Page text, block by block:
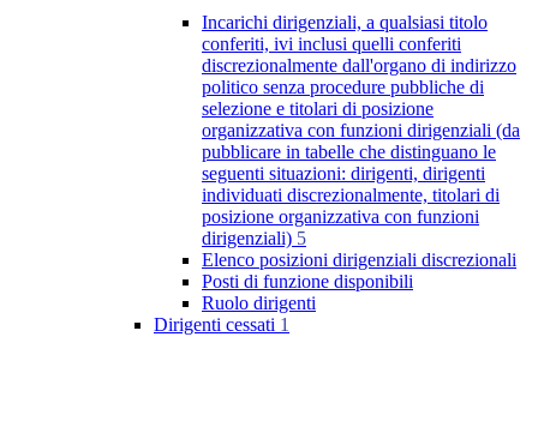
Incarichi dirigenziali, a qualsiasi titolo
conferiti, ivi inclusi quelli conferiti
discrezionalmente dall'organo di indirizzo
politico senza procedure pubbliche di
selezione e titolari di posizione
organizzativa con funzioni dirigenziali (da
pubblicare in tabelle che distinguano le
seguenti situazioni: dirigenti, dirigenti
individuati discrezionalmente, titolari di
posizione organizzativa con funzioni
dirigenziali) 5
Elenco posizioni dirigenziali discrezionali
Posti di funzione disponibili
Ruolo dirigenti
Dirigenti cessati 1